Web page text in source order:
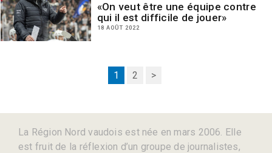
«On veut être une équipe contre
qui il est difficile de jouer»
18 AOÛT 2022
1 2 >
La Région Nord vaudois est née en mars 2006. Elle
est fruit de la réflexion d’un groupe de journalistes,